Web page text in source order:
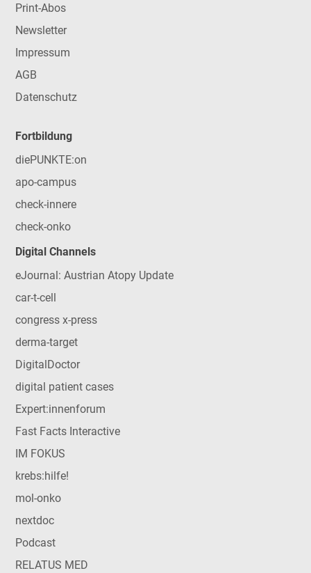
Print-Abos
Newsletter
Impressum
AGB
Datenschutz
Fortbildung
diePUNKTE:on
apo-campus
check-innere
check-onko
Digital Channels
eJournal: Austrian Atopy Update
car-t-cell
congress x-press
derma-target
DigitalDoctor
digital patient cases
Expert:innenforum
Fast Facts Interactive
IM FOKUS
krebs:hilfe!
mol-onko
nextdoc
Podcast
RELATUS MED